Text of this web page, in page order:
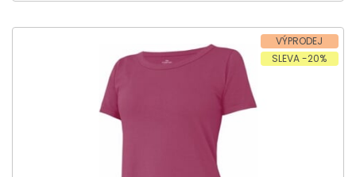
VÝPRODEJ
SLEVA -20%